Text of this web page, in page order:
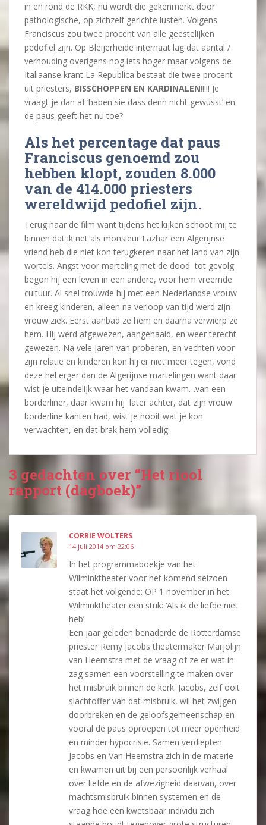
in en rond de RKK, nu wordt die gekenmerkt door
pathologische, op zichzelf gerichte lusten. Volgens
Franciscus zou twee procent van alle geestelijken
pedofiel zijn. Op Bleijerheide internaat lag dat aantal /
verhouding overigens nog iets hoger maar volgens de
Italiaanse krant La Republica bestaat die twee procent
uit priesters, BISSCHOPPEN EN KARDINALEN!!!!! Je
vraagt je dan af ‘haben sie dass denn nicht gewusst’ en
de paus geeft het nu toe?
Als het percentage dat paus
Franciscus genoemd zou
hebben klopt, zouden 8.000
van de 414.000 priesters
wereldwijd pedofiel zijn.
Terug naar de film want tijdens het kijken schoot mij te
binnen dat ik net als monsieur Lazhar een Algerijnse
vriend heb die niet kon terugkeren naar het land van zijn
wortels. Angst voor marteling met de dood tot gevolg
begon hij een leven in een andere, voor hem vreemde
cultuur. Al snel trouwde hij met een Nederlandse vrouw
en kreeg kinderen, alleen na verloop van tijd werd zijn
vrouw ziek. Eerst aanbad ze hem en daarna verwierp ze
hem. Hij werd afgewezen, aangehaald, en weer terecht
gewezen. Na vele jaren van proberen, en vechten voor
zijn relatie en kinderen kon hij er niet meer tegen, vond
deze hel erger dan de Algerijnse martelingen want daar
wist je uiteindelijk waar het vandaan kwam…van een
borderliner, daar kwam hij later achter, dat zijn vrouw
borderline kanten had, wist je nooit wat je kon
verwachten, en dat brak hem volledig.
3 gedachten over “Het riool
rapport (dagboek)”
CORRIE WOLTERS
14 juli 2014 om 22:06
In het programmaboekje van het
Wilminktheater voor het komend seizoen
staat het volgende: OP 1 november in het
Wilminktheater een stuk: ‘Als ik de liefde niet
heb’.
Een jaar geleden benaderde de Rotterdamse
priester Remy Jacobs theatermaker Marjolijn
van Heemstra met de vraag of ze er wat in
zag samen een voorstelling te maken over
het misbruik binnen de kerk. Jacobs, zelf ooit
slachtoffer van dat misbruik, wil het zwijgen
doorbreken en de geloofsgemeenschap en
vooral de paus oproepen tot meer openheid
en minder hypocrisie. Samen verdiepten
Jacobs en Van Heemstra zich in de materie
en kwamen uit bij een persoonlijk verhaal
over liefde en de afwezigheid daarvan, over
machtsmisbruik binnen systemen en de
vraag hoe een kwetsbaar individu zich